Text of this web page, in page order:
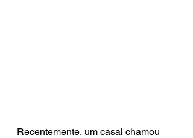
Recentemente, um casal chamou